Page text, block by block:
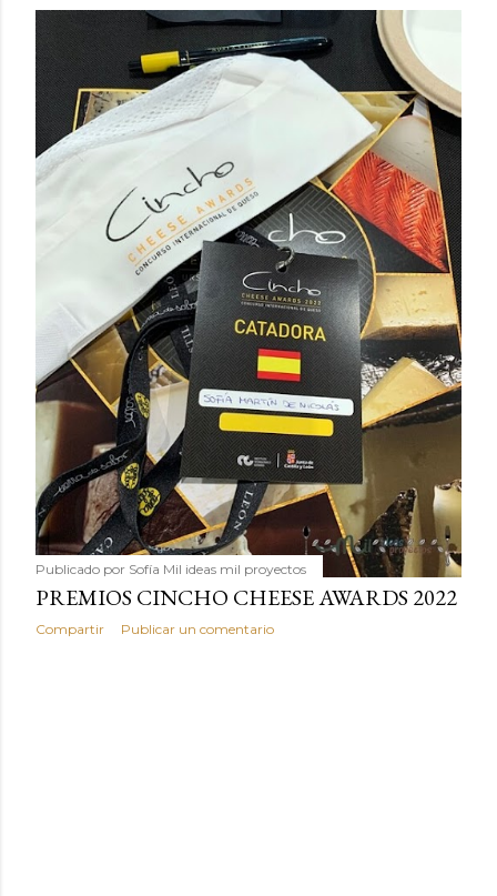
Publicado por Sofía Mil ideas mil proyectos
PREMIOS CINCHO CHEESE AWARDS 2022
Compartir Publicar un comentario